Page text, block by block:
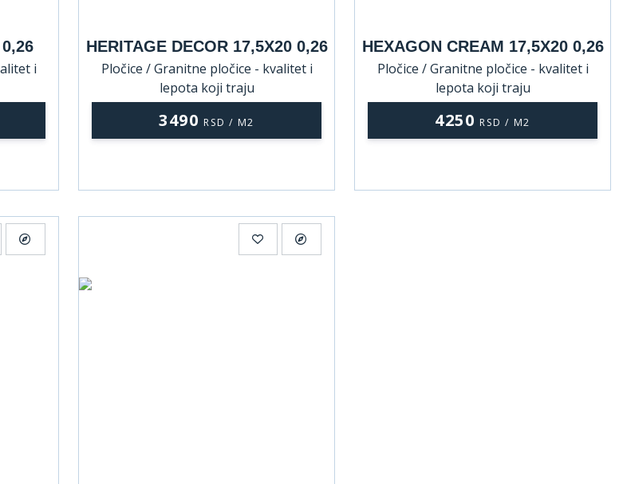
i
HERITAGE DECOR 17,5X20 0,26
Pločice / Granitne pločice - kvalitet i
lepota koji traju
3490 RSD / M2
HEXAGON CREAM 17,5X20 0,26
Pločice / Granitne pločice - kvalitet i
lepota koji traju
4250 RSD / M2